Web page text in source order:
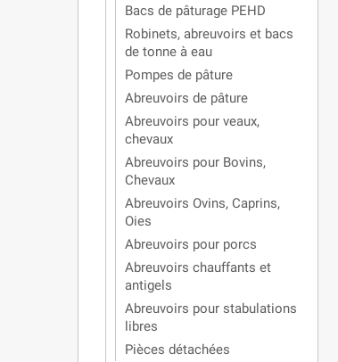
Bacs de pâturage PEHD
Robinets, abreuvoirs et bacs
de tonne à eau
Pompes de pâture
Abreuvoirs de pâture
Abreuvoirs pour veaux,
chevaux
Abreuvoirs pour Bovins,
Chevaux
Abreuvoirs Ovins, Caprins,
Oies
Abreuvoirs pour porcs
Abreuvoirs chauffants et
antigels
Abreuvoirs pour stabulations
libres
Pièces détachées